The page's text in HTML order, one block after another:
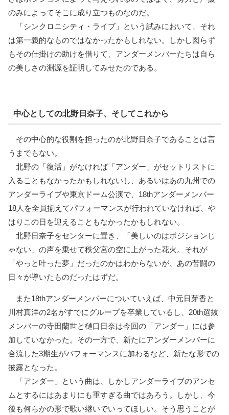
のみによってそこに成り立つものなのだ。
「シンクロニシティ・ライブ」という試みにおいて、それ
は第一義的なものではなかったかもしれない。しかし図らず
もその仕掛けの助けを借りて、アンダーメンバーたちは自ら
の美しさの淵源を証明してみせたのである。
中心としての北野日奈子、そしてこれから
その中心的な役割を担ったのが北野日奈子であることは言
うまでもない。
北野の「復活」がなければ「アンダー」がセットリストに
入ることもなかったかもしれないし、あるいはあの九州での
アンダーライブや東京ドーム公演で、18thアンダーメンバー
18人を全員揃えてパフォーマンスが行われていなければ、や
はりこの日を迎えることもなかったかもしれない。
北野日奈子をセンターに置き、「美しいのはポジションじ
ゃない」の声を乗せて秩父宮の空に上がった花火。それが
「やっと叶った夢」だったのかはわからないが、あの苦闘の
日々が導いたものだったはずだ。
また18thアンダーメンバーについていえば、中元日芽香と
川村真洋の2名がすでにグループを卒業しているし、20th選抜
メンバーの寺田蘭世と樋口日奈は今回の「アンダー」には参
加していなかった。その一方で、新たにアンダーメンバーに
合流した3期生がパフォーマンスに加わるなど、新たな形での
披露となった。
「アンダー」という曲は、しかしアンダーライブのアンセ
ムとするにはあまりにも重すぎる曲ではあろう。しかし、今
後も何らかの形で歌い継いでいってほしい。そう思うことが